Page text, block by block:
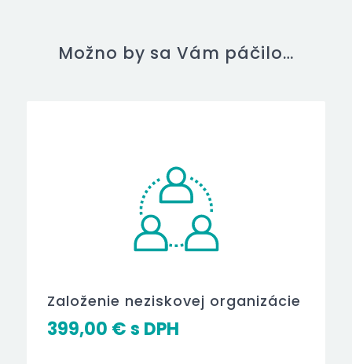
Možno by sa Vám páčilo…
Založenie neziskovej organizácie
399,00 €